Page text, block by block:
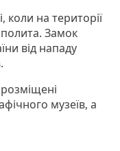
коли на території
Замок
від нападу
музеїв, а